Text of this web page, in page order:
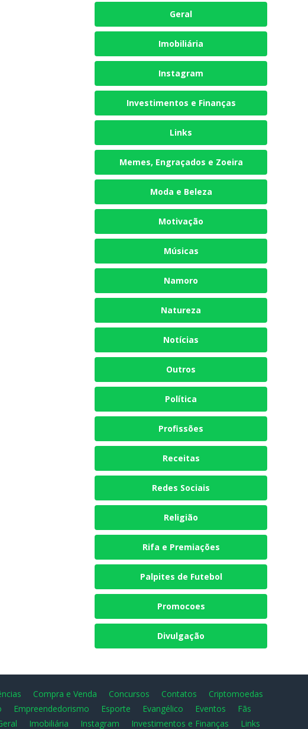
Geral
Imobiliária
Instagram
Investimentos e Finanças
Links
Memes, Engraçados e Zoeira
Moda e Beleza
Motivação
Músicas
Namoro
Natureza
Notícias
Outros
Política
Profissões
Receitas
Redes Sociais
Religião
Rifa e Premiações
Palpites de Futebol
Promocoes
Divulgação
Compra e Venda Concursos Contatos
Criptomoedas
Empreendedorismo Esporte Evangélico Eventos
Fãs
Imobiliária Instagram Investimentos e Finanças Links